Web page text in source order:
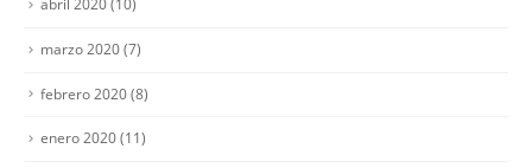
abril 2020(10)
marzo 2020(7)
febrero 2020(8)
enero 2020(11)